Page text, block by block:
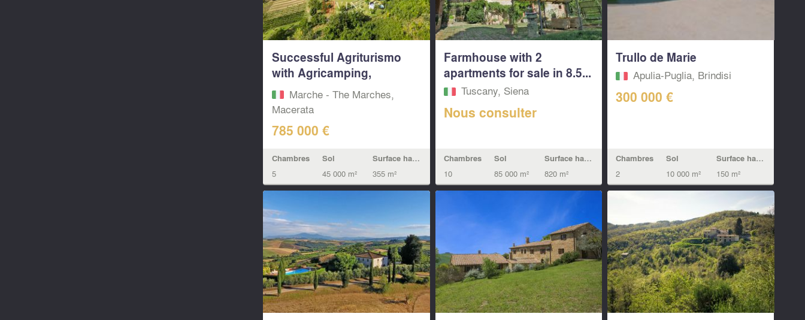
Successful Agriturismo
with Agricamping,
Restaurant...
Marche - The Marches,
Macerata‎
785 000 €
Chambres
5
Sol
45 000 m²
Surface habitable
355 m²
Farmhouse with 2
apartments for sale in 8.5...
Tuscany, Siena
Nous consulter
Chambres
10
Sol
85 000 m²
Surface habitable
820 m²
Trullo de Marie
Apulia-Puglia, Brindisi
300 000 €
Chambres
2
Sol
10 000 m²
Surface habitable
150 m²